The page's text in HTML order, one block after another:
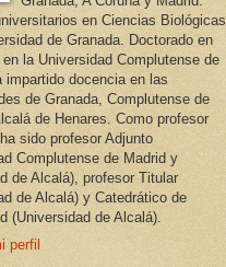
en Ciencias Biológicas
de Granada. Doctorado en
la Universidad Complutense de
impartido docencia en las
de Granada, Complutense de
de Henares. Como profesor
sido profesor Adjunto
Complutense de Madrid y
de Alcalá), profesor Titular
de Alcalá) y Catedrático de
(Universidad de Alcalá).
perfil